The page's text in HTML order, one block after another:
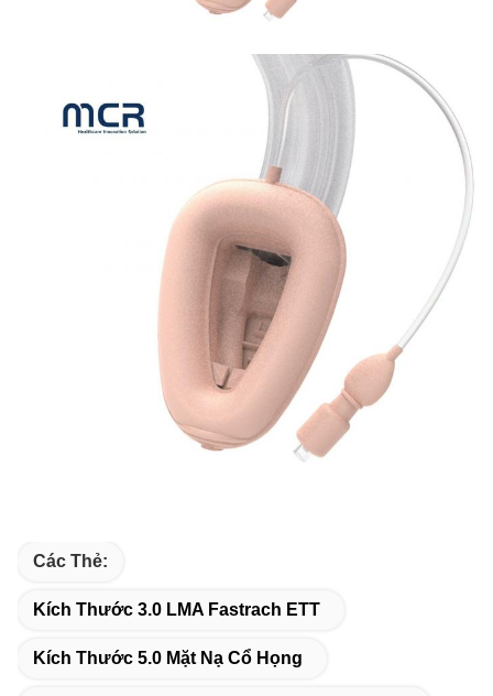
Các Thẻ:
Kích Thước 3.0 LMA Fastrach ETT
Kích Thước 5.0 Mặt Nạ Cổ Họng